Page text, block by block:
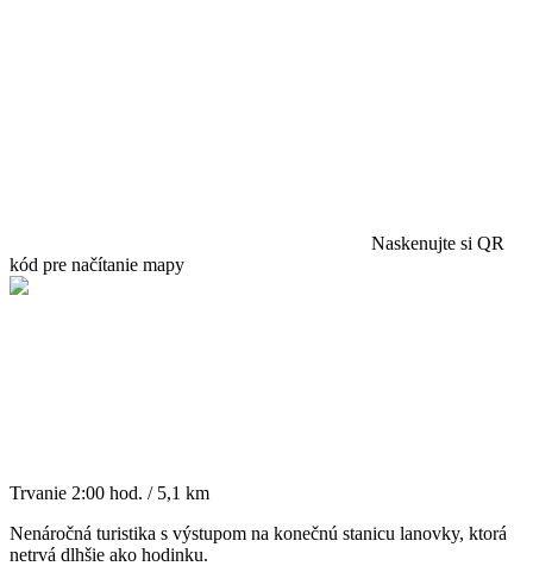
Naskenujte si QR
kód pre načítanie mapy
Trvanie 2:00 hod. / 5,1 km
Nenáročná turistika s výstupom na konečnú stanicu lanovky, ktorá
netrvá dlhšie ako hodinku.